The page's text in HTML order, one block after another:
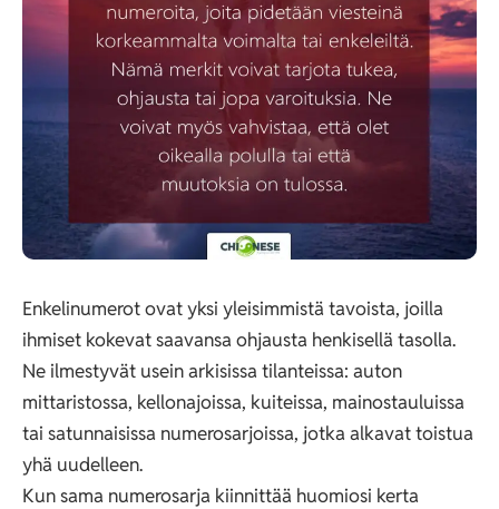
Enkelinumerot ovat yksi yleisimmistä tavoista, joilla
ihmiset kokevat saavansa ohjausta henkisellä tasolla.
Ne ilmestyvät usein arkisissa tilanteissa: auton
mittaristossa, kellonajoissa, kuiteissa, mainostauluissa
tai satunnaisissa numerosarjoissa, jotka alkavat toistua
yhä uudelleen.
Kun sama numerosarja kiinnittää huomiosi kerta